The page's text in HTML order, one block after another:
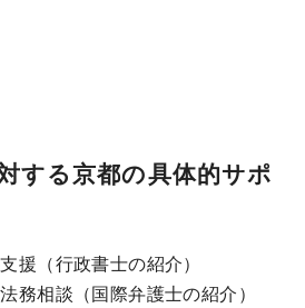
する京都の具体的サポ
援（行政書士の紹介）
務相談（国際弁護士の紹介）